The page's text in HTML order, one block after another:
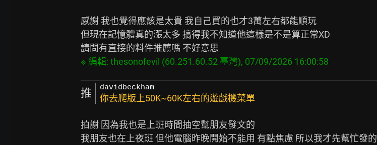
感謝 我也覺得應該是太貴 我自己買的也才3萬左右都能順玩
但現在記憶體真的漲太多 搞得我不知道他這樣是不是算正常XD
推 davidbeckham
你去爬版上50K~60K左右的遊戲機菜單
拍謝 因為我也是上班時間抽空幫朋友發文的
我朋友也在上夜班 但他電腦昨晚開始不能用 有點焦慮 所以我才先幫忙發的